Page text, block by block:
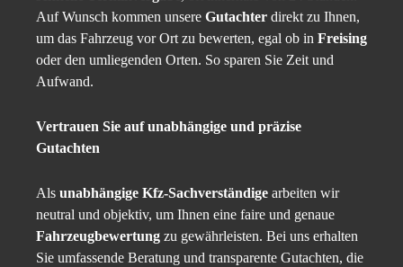
Auf Wunsch kommen unsere Gutachter direkt zu Ihnen,
um das Fahrzeug vor Ort zu bewerten, egal ob in Freising
oder den umliegenden Orten. So sparen Sie Zeit und
Aufwand.
Vertrauen Sie auf unabhängige und präzise
Gutachten
Als unabhängige Kfz-Sachverständige arbeiten wir
neutral und objektiv, um Ihnen eine faire und genaue
Fahrzeugbewertung zu gewährleisten. Bei uns erhalten
Sie umfassende Beratung und transparente Gutachten, die